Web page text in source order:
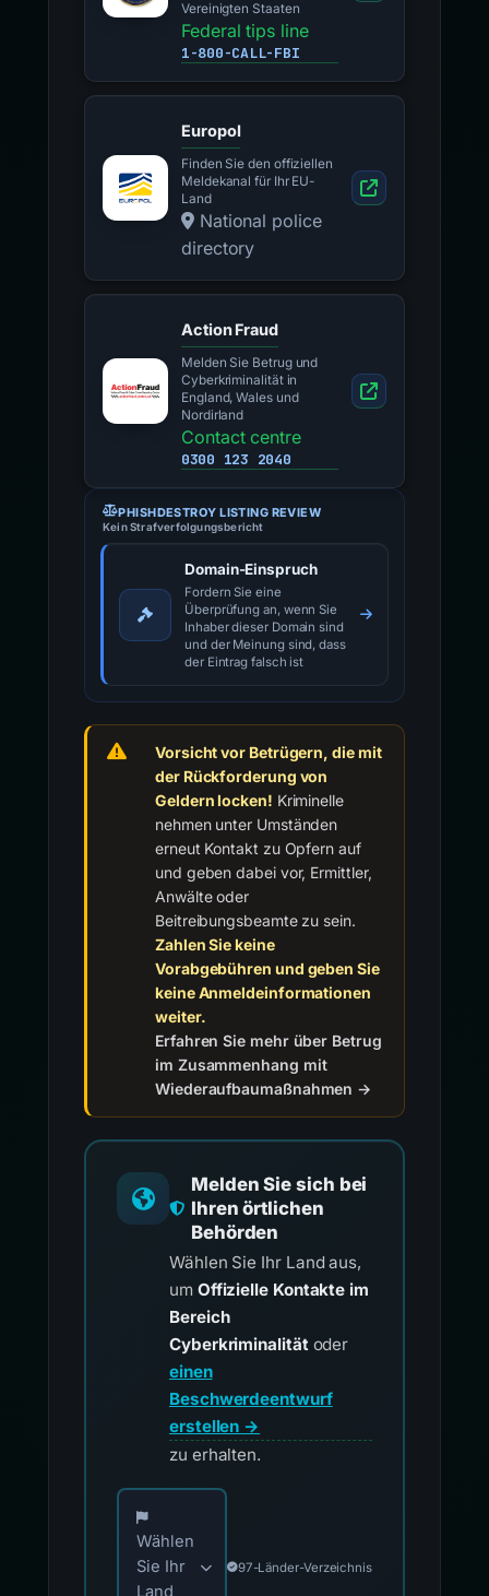
Vereinigten Staaten
Federal tips line
1-800-CALL-FBI
Europol
Finden Sie den offiziellen
Meldekanal für Ihr EU-
Land
National police
directory
Action Fraud
Melden Sie Betrug und
Cyberkriminalität in
England, Wales und
Nordirland
Contact centre
0300 123 2040
PHISHDESTROY LISTING REVIEW
Kein Strafverfolgungsbericht
Domain-Einspruch
Fordern Sie eine
Überprüfung an, wenn Sie
Inhaber dieser Domain sind
und der Meinung sind, dass
der Eintrag falsch ist
Vorsicht vor Betrügern, die mit
der Rückforderung von
Geldern locken! Kriminelle
nehmen unter Umständen
erneut Kontakt zu Opfern auf
und geben dabei vor, Ermittler,
Anwälte oder
Beitreibungsbeamte zu sein.
Zahlen Sie keine
Vorabgebühren und geben Sie
keine Anmeldeinformationen
weiter.
Erfahren Sie mehr über Betrug
im Zusammenhang mit
Wiederaufbaumaßnahmen →
Melden Sie sich bei
Ihren örtlichen
Behörden
Wählen Sie Ihr Land aus,
um Offizielle Kontakte im
Bereich
Cyberkriminalitätoder
einen
Beschwerdeentwurf
erstellen →
zu erhalten.
Wählen Sie Ihr Land für offizielle
Wählen
Sie Ihr
Land
97-Länder-Verzeichnis